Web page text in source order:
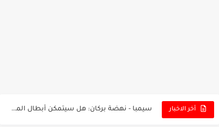
أخر الاخبار سيمبا - نهضة بركان: هل سيتمكن أبطال المغرب من الحفاظ...